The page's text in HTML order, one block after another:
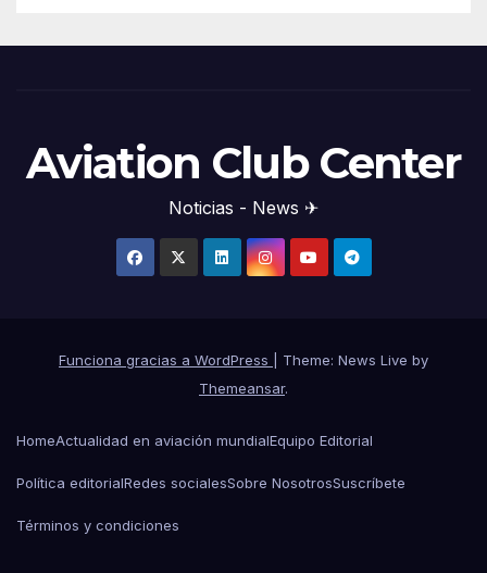
Aviation Club Center
Noticias - News ✈
Funciona gracias a WordPress
Theme: News Live by
Themeansar.
HomeActualidad en aviación mundialEquipo Editorial
Política editorialRedes socialesSobre NosotrosSuscríbete
Términos y condiciones